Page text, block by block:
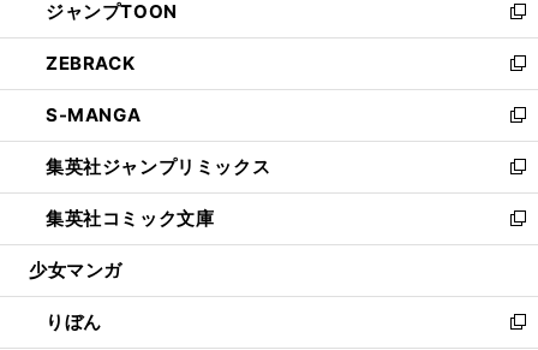
く
で
開
く
ド
ウ
で
開
く
ィ
ン
ド
ウ
で
開
く
い
ウ
ィ
ン
ド
ウ
で
開
く
ジャンプTOON
新
し
い
ウ
ィ
ン
ド
ウ
で
開
ZEBRACK
新
し
い
ウ
ィ
ン
ド
ウ
開
く
S-MANGA
新
し
い
ウ
ィ
ン
ウ
で
集英社ジャンプリミックス
新
し
い
ウ
ン
ド
集英社コミック文庫
新
し
ウ
ィ
少女マンガ
りぼん
新